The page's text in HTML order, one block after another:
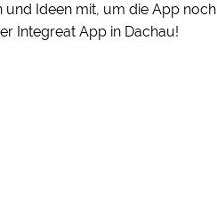
Ideen mit, um die App
Integreat App in Dachau!